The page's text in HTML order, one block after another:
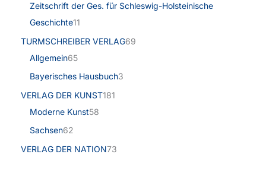
Zeitschrift der Ges. für Schleswig-Holsteinische
Geschichte11
TURMSCHREIBER VERLAG69
Allgemein65
Bayerisches Hausbuch3
VERLAG DER KUNST181
Moderne Kunst58
Sachsen62
VERLAG DER NATION73